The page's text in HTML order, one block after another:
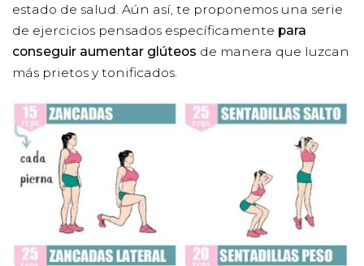
estado de salud. Aún así, te proponemos una serie
de ejercicios pensados específicamente para
conseguir aumentar glúteos de manera que luzcan
más prietos y tonificados.